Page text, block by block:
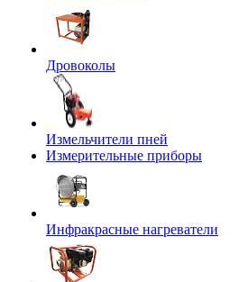
Дровоколы
Измельчители пней
Измерительные приборы
Инфракрасные нагреватели